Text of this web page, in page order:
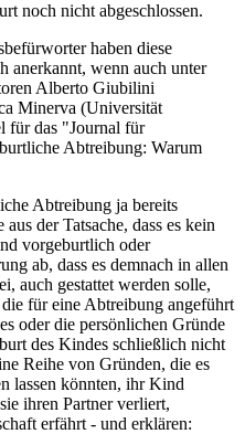
noch nicht abgeschlossen.
haben diese
anerkannt, wenn auch unter
Alberto Giubilini
Minerva (Universität
für das "Journal für
Abtreibung: Warum
Abtreibung ja bereits
der Tatsache, dass es kein
vorgeburtlich oder
ab, dass es demnach in allen
auch gestattet werden solle,
für eine Abtreibung angeführt
oder die persönlichen Gründe
des Kindes schließlich nicht
Reihe von Gründen, die es
lassen könnten, ihr Kind
ihren Partner verliert,
erfährt - und erklären: